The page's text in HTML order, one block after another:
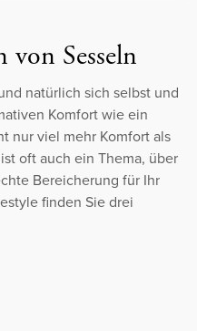
von Sesseln
natürlich sich selbst und
Komfort wie ein
nur viel mehr Komfort als
oft auch ein Thema, über
Bereicherung für Ihr
finden Sie drei